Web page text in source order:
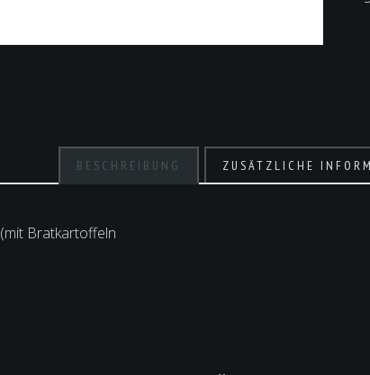
BESCHREIBUNG ZUSÄTZLICHE
(mit Bratkartoffeln